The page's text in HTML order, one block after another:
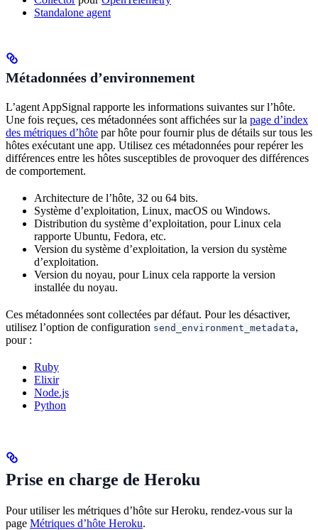
Standalone agent
Métadonnées d’environnement
L’agent AppSignal rapporte les informations suivantes sur l’hôte.
Une fois reçues, ces métadonnées sont affichées sur la page d’index
des métriques d’hôte par hôte pour fournir plus de détails sur tous les
hôtes exécutant une app. Utilisez ces métadonnées pour repérer les
différences entre les hôtes susceptibles de provoquer des différences
de comportement.
Architecture de l’hôte, 32 ou 64 bits.
Système d’exploitation, Linux, macOS ou Windows.
Distribution du système d’exploitation, pour Linux cela
rapporte Ubuntu, Fedora, etc.
Version du système d’exploitation, la version du système
d’exploitation.
Version du noyau, pour Linux cela rapporte la version
installée du noyau.
Ces métadonnées sont collectées par défaut. Pour les désactiver,
utilisez l’option de configuration send_environment_metadata,
pour :
Ruby
Elixir
Node.js
Python
Prise en charge de Heroku
Pour utiliser les métriques d’hôte sur Heroku, rendez-vous sur la
page Métriques d’hôte Heroku.